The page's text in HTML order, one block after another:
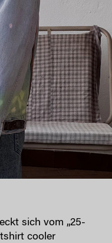
sich vom „25-
cooler